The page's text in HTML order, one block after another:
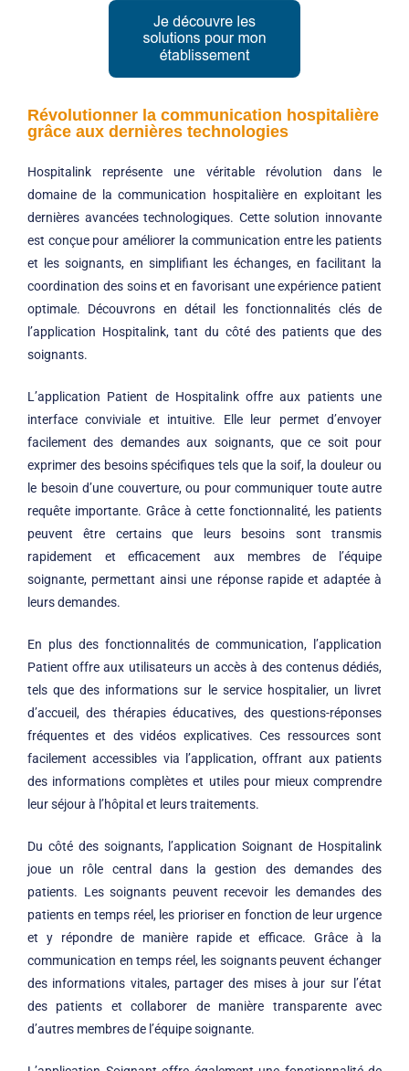
Révolutionner la communication hospitalière
grâce aux dernières technologies
Hospitalink représente une véritable révolution dans le
domaine de la communication hospitalière en exploitant les
dernières avancées technologiques. Cette solution innovante
est conçue pour améliorer la communication entre les patients
et les soignants, en simplifiant les échanges, en facilitant la
coordination des soins et en favorisant une expérience patient
optimale. Découvrons en détail les fonctionnalités clés de
l’application Hospitalink, tant du côté des patients que des
soignants.
L’application Patient de Hospitalink offre aux patients une
interface conviviale et intuitive. Elle leur permet d’envoyer
facilement des demandes aux soignants, que ce soit pour
exprimer des besoins spécifiques tels que la soif, la douleur ou
le besoin d’une couverture, ou pour communiquer toute autre
requête importante. Grâce à cette fonctionnalité, les patients
peuvent être certains que leurs besoins sont transmis
rapidement et efficacement aux membres de l’équipe
soignante, permettant ainsi une réponse rapide et adaptée à
leurs demandes.
En plus des fonctionnalités de communication, l’application
Patient offre aux utilisateurs un accès à des contenus dédiés,
tels que des informations sur le service hospitalier, un livret
d’accueil, des thérapies éducatives, des questions-réponses
fréquentes et des vidéos explicatives. Ces ressources sont
facilement accessibles via l’application, offrant aux patients
des informations complètes et utiles pour mieux comprendre
leur séjour à l’hôpital et leurs traitements.
Du côté des soignants, l’application Soignant de Hospitalink
joue un rôle central dans la gestion des demandes des
patients. Les soignants peuvent recevoir les demandes des
patients en temps réel, les prioriser en fonction de leur urgence
et y répondre de manière rapide et efficace. Grâce à la
communication en temps réel, les soignants peuvent échanger
des informations vitales, partager des mises à jour sur l’état
des patients et collaborer de manière transparente avec
d’autres membres de l’équipe soignante.